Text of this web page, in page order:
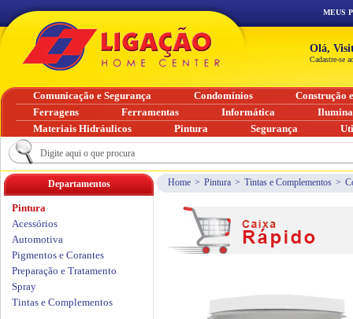
Home > Pintura > Tintas e Complementos >
Departamentos
Pintura
Acessórios
Automotiva
Pigmentos e Corantes
Preparação e Tratamento
Spray
Tintas e Complementos
MEUS
Olá,
Cadastre-se
Comunicação e Segurança Condomínios
Construção
Ferragens
Ferramentas Informática
Materiais Hidráulicos
Pintura Segurança